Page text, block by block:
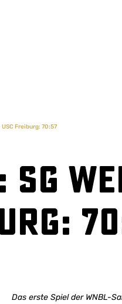
Freiburg: 70:57
SG
Das erste Spiel der WNBL-